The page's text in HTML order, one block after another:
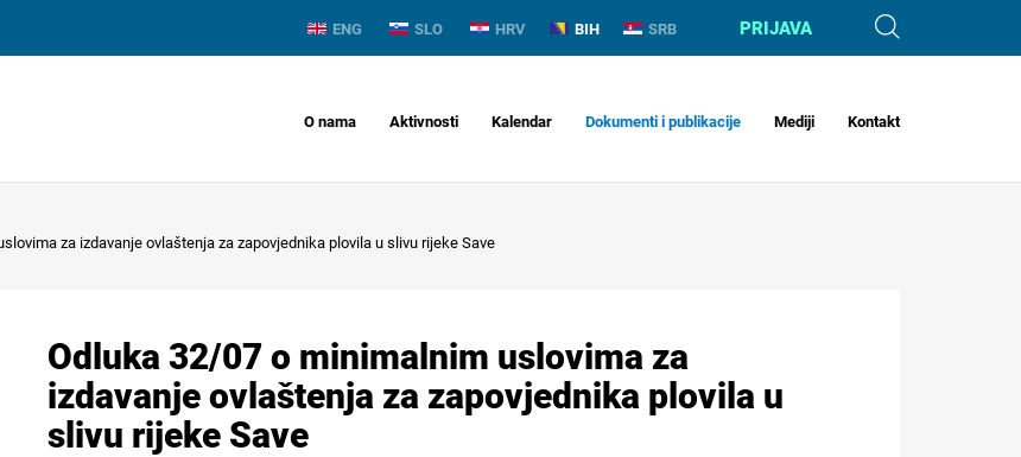
ENG SLO HRV BIH SRB PRIJAVA
O nama Aktivnosti Kalendar Dokumenti i publikacije Mediji Kontakt
za izdavanje ovlaštenja za zapovjednika plovila u slivu rijeke Save
Odluka 32/07 o minimalnim uslovima za
izdavanje ovlaštenja za zapovjednika plovila u
slivu rijeke Save